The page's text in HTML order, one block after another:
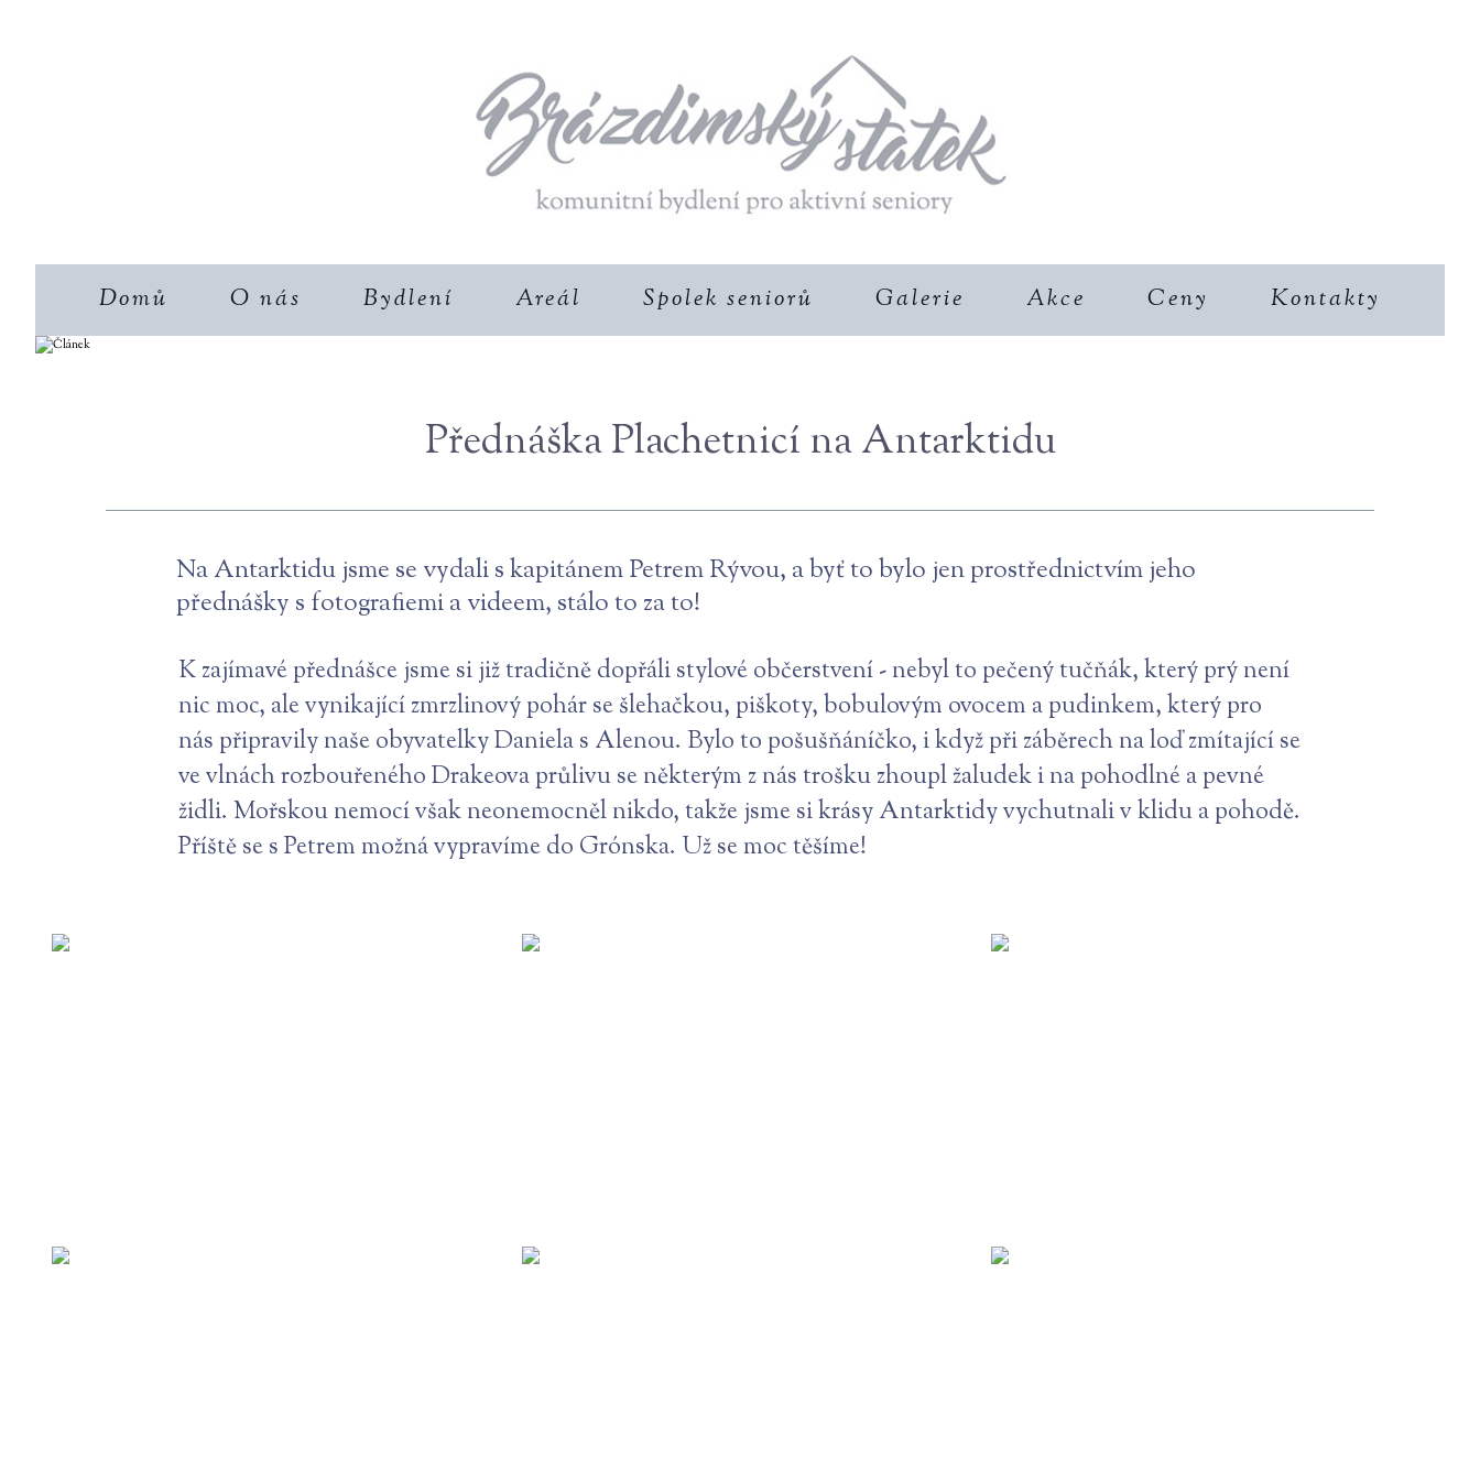
Domů O nás Bydlení Areál Spolek seniorů Galerie Akce Ceny Kontakty
Přednáška Plachetnicí na Antarktidu
Na Antarktidu jsme se vydali s kapitánem Petrem Rývou, a byť to bylo jen prostřednictvím jeho
přednášky s fotografiemi a videem, stálo to za to!
K zajímavé přednášce jsme si již tradičně dopřáli stylové občerstvení - nebyl to pečený tučňák, který prý není
nic moc, ale vynikající zmrzlinový pohár se šlehačkou, piškoty, bobulovým ovocem a pudinkem, který pro
nás připravily naše obyvatelky Daniela s Alenou. Bylo to pošušňáníčko, i když při záběrech na loď zmítající se
ve vlnách rozbouřeného Drakeova průlivu se některým z nás trošku zhoupl žaludek i na pohodlné a pevné
židli. Mořskou nemocí však neonemocněl nikdo, takže jsme si krásy Antarktidy vychutnali v klidu a pohodě.
Příště se s Petrem možná vypravíme do Grónska. Už se moc těšíme!